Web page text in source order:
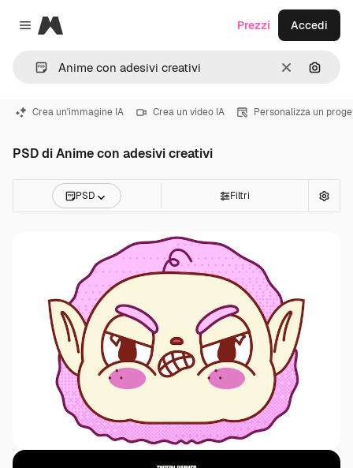
Close menu
Magnific
CancellaCerca
Prezzi Accedi
Crea un'immagine IA Crea un video IA Personalizza un
PSD di Anime con adesivi creativi
PSD Filtri